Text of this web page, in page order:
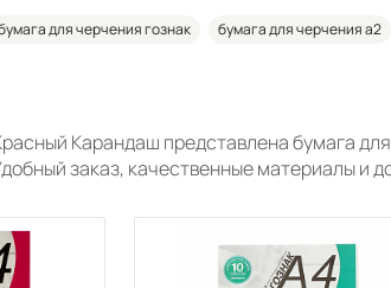
для черчения гознак бумага для черчения а2
Карандаш представлена бумага
заказ, качественные материалы и